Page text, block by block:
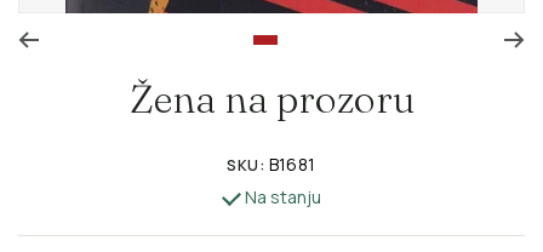
Žena na prozoru
SKU: B1681
Na stanju